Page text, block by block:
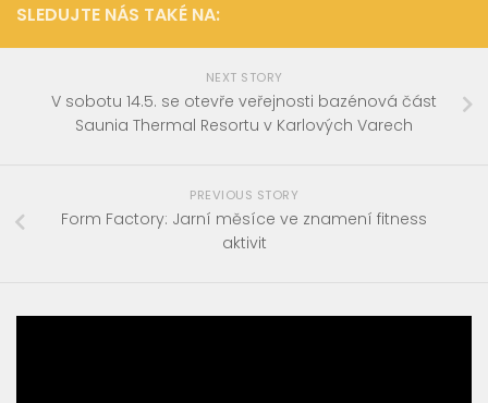
SLEDUJTE NÁS TAKÉ NA:
NEXT STORY
V sobotu 14.5. se otevře veřejnosti bazénová část
Saunia Thermal Resortu v Karlových Varech
PREVIOUS STORY
Form Factory: Jarní měsíce ve znamení fitness
aktivit